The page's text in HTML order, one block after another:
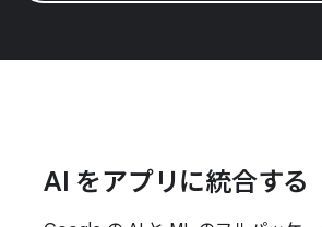
AI をアプリに統合する